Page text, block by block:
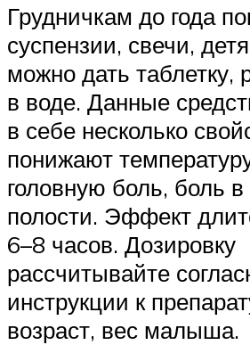
Грудничкам до года
суспензии, свечи,
можно дать таблетку,
в воде. Данные
в себе несколько
понижают
головную боль, боль в
полости. Эффект
6–8 часов. Дозировку
рассчитывайте
инструкции к
возраст, вес малыша.